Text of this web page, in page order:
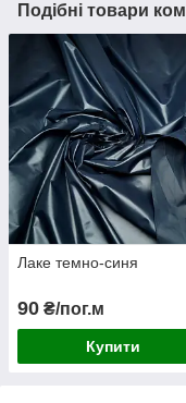
Подібні товари
Лаке темно-синя
90 ₴/пог.м
Купити